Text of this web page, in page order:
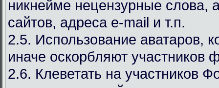
никнейме нецензурные слова,
сайтов, адреса e-mail и т.п.
2.5. Использование аватаров,
иначе оскорбляют участников
2.6. Клеветать на участников